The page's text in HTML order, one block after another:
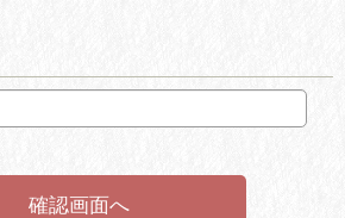
確認画面へ